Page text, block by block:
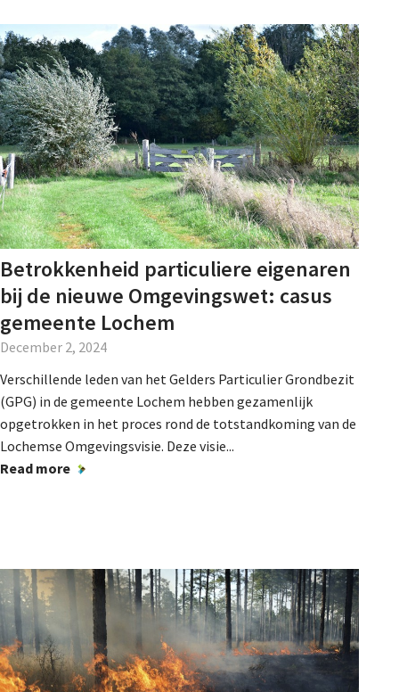
Betrokkenheid particuliere eigenaren
bij de nieuwe Omgevingswet: casus
gemeente Lochem
December 2, 2024
Verschillende leden van het Gelders Particulier Grondbezit
(GPG) in de gemeente Lochem hebben gezamenlijk
opgetrokken in het proces rond de totstandkoming van de
Lochemse Omgevingsvisie. Deze visie...
Read more